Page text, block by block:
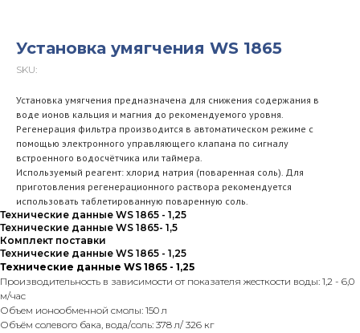
Установка умягчения WS 1865
SKU:
Установка умягчения предназначена для снижения содержания в
воде ионов кальция и магния до рекомендуемого уровня.
Регенерация фильтра производится в автоматическом режиме с
помощью электронного управляющего клапана по сигналу
встроенного водосчётчика или таймера.
Используемый реагент: хлорид натрия (поваренная соль). Для
приготовления регенерационного раствора рекомендуется
использовать таблетированную поваренную соль.
Технические данные WS 1865 - 1,25
Технические данные WS 1865- 1,5
Комплект поставки
Технические данные WS 1865 - 1,25
Технические данные WS 1865 - 1,25
Производительность в зависимости от показателя жесткости воды: 1,2 - 6,0
м/час
Объем ионообменной смолы: 150 л
Объём солевого бака, вода/соль: 378 л/ 326 кг